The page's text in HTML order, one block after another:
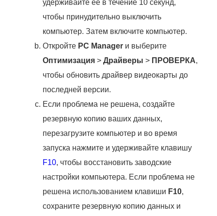
удерживайте ее в течение 10 секунд,
чтобы принудительно выключить
компьютер. Затем включите компьютер.
Откройте PC Manager и выберите
Оптимизация >Драйверы > ПРОВЕРКА,
чтобы обновить драйвер видеокарты до
последней версии.
Если проблема не решена, создайте
резервную копию ваших данных,
перезагрузите компьютер и во время
запуска нажмите и удерживайте клавишу
F10, чтобы восстановить заводские
настройки компьютера. Если проблема не
решена использованием клавиши F10,
сохраните резервную копию данных и